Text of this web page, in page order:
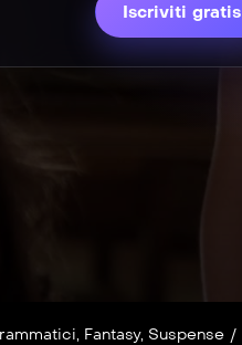
Iscriviti gratis
, Fantasy, Suspense /